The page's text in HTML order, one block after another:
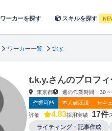
ワーカーを探す スキルを探す
ワーカー一覧 t.k.y.
t.k.y.さんのプロフィ
東京都 週の作業時間：30 ~
作業可能
本人確認済 セキ
評価 4.83採用実績 17件
ライティング・記事作成